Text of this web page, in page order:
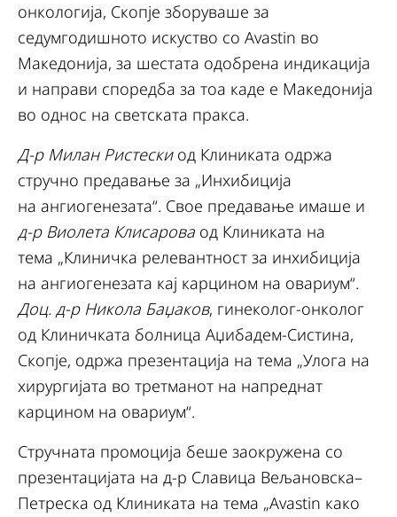
онкологија, Скопје зборуваше за
седумгодишното искуство со Avastin во
Македонија, за шестата одобрена индикација
и направи споредба за тоа каде е Македонија
во однос на светската пракса.
Д-р Милан Ристескиод Клиниката одржа
стручно предавање за „Инхибиција
на ангиогенезата“. Свое предавање имаше и
д-р Виолета Клисарова од Клиниката на
тема „Клиничка релевантност за инхибиција
на ангиогенезата кај карцином на овариум“.
Доц. д-р Никола Баџаков, гинеколог-онколог
од Клиничката болница Аџибадем-Систина,
Скопје, одржа презентација на тема „Улога на
хирургијата во третманот на напреднат
карцином на овариум“.
Стручната промоција беше заокружена со
презентацијата на д-р Славица Вељановска–
Петреска од Клиниката на тема „Avastin како